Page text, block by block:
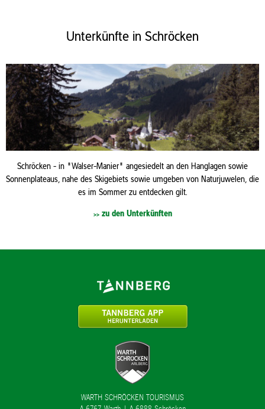
Unterkünfte in Schröcken
Schröcken - in "Walser-Manier" angesiedelt an den Hanglagen sowie
Sonnenplateaus, nahe des Skigebiets sowie umgeben von Naturjuwelen, die
es im Sommer zu entdecken gilt.
>> zu den Unterkünften
WARTH SCHRÖCKEN TOURISMUS